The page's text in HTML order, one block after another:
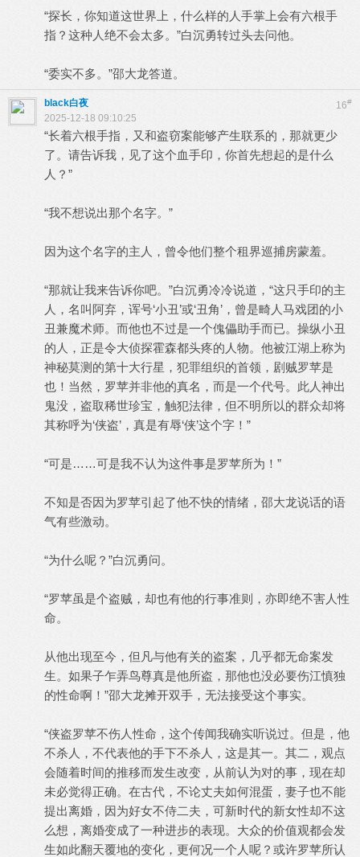
“探长，你知道这世界上，什么样的人手掌上会有六根手
指？这种人绝不会太多。”白沉勇转过头去问他。
“委实不多。”邵大龙答道。
16#
black白夜
2025-12-18 09:10:25
“长着六根手指，又和盗窃案能够产生联系的，那就更少
了。请告诉我，见了这个血手印，你首先想起的是什么
人？”
“我不想说出那个名字。”
因为这个名字的主人，曾令他们整个租界巡捕房蒙羞。
“那就让我来告诉你吧。”白沉勇冷冷说道，“这只手印的主
人，名叫阿弃，诨号‘小丑’或‘丑角’，曾是畸人马戏团的小
丑兼魔术师。而他也不过是一个傀儡助手而已。操纵小丑
的人，正是令大侦探霍森都头疼的人物。他被江湖上称为
神秘莫测的第十大行星，犯罪组织的首领，剧贼罗苹是
也！当然，罗苹并非他的真名，而是一个代号。此人神出
鬼没，盗取稀世珍宝，触犯法律，但不明所以的群众却将
其称呼为‘侠盗’，真是有辱‘侠’这个字！”
“可是……可是我不认为这件事是罗苹所为！”
不知是否因为罗苹引起了他不快的情绪，邵大龙说话的语
气有些激动。
“为什么呢？”白沉勇问。
“罗苹虽是个盗贼，却也有他的行事准则，亦即绝不害人性
命。
从他出现至今，但凡与他有关的盗案，几乎都无命案发
生。如果子乍弄鸟尊真是他所盗，那他也没必要伤江慎独
的性命啊！”邵大龙摊开双手，无法接受这个事实。
“侠盗罗苹不伤人性命，这个传闻我确实听说过。但是，他
不杀人，不代表他的手下不杀人，这是其一。其二，观点
会随着时间的推移而发生改变，从前认为对的事，现在却
未必觉得正确。在古代，不论丈夫如何混蛋，妻子也不能
提出离婚，因为好女不侍二夫，可新时代的新女性却不这
么想，离婚变成了一种进步的表现。大众的价值观都会发
生如此翻天覆地的变化，更何况一个人呢？或许罗苹所认